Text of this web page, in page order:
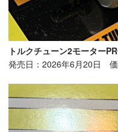
トルクチューン2モーター
発売日：2026年6月20日